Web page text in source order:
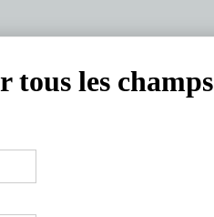
tous les champs